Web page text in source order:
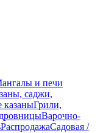
и печи
саджи,
казаныГрили,
Варочно-
РаспродажаСадовая /